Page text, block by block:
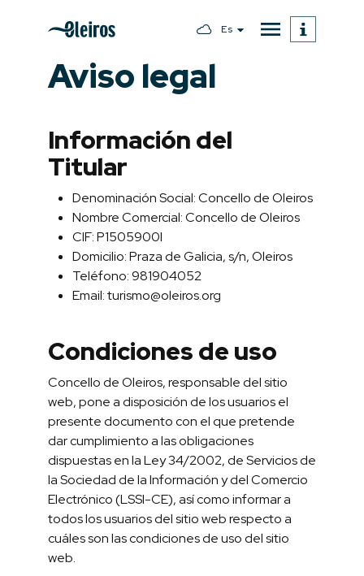
Es
Aviso legal
Información del
Titular
Denominación Social: Concello de Oleiros
Nombre Comercial: Concello de Oleiros
CIF: P1505900I
Domicilio: Praza de Galicia, s/n, Oleiros
Teléfono: 981904052
Email: turismo@oleiros.org
Condiciones de uso
Concello de Oleiros, responsable del sitio
web, pone a disposición de los usuarios el
presente documento con el que pretende
dar cumplimiento a las obligaciones
dispuestas en la Ley 34/2002, de Servicios de
la Sociedad de la Información y del Comercio
Electrónico (LSSI-CE), así como informar a
todos los usuarios del sitio web respecto a
cuáles son las condiciones de uso del sitio
web.